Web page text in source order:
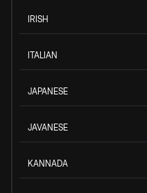
IRISH
ITALIAN
JAPANESE
JAVANESE
KANNADA